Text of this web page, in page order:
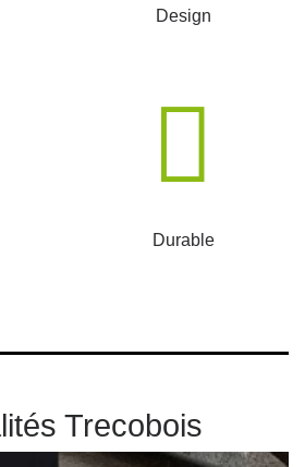
Design
Durable
Trecobois